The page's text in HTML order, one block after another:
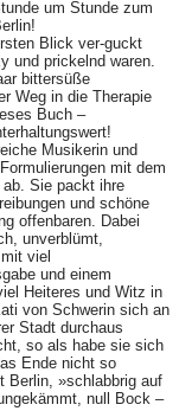
um Stunde zum
Blick ver-guckt
und prickelnd waren.
bittersüße
Weg in die Therapie
Buch –
Musikerin und
mit dem
Sie packt ihre
und schöne
offenbaren. Dabei
unverblümt,
viel
und einem
Heiteres und Witz in
von Schwerin sich an
Stadt durchaus
so als habe sie sich
Ende nicht so
Berlin, »schlabbrig auf
null Bock –